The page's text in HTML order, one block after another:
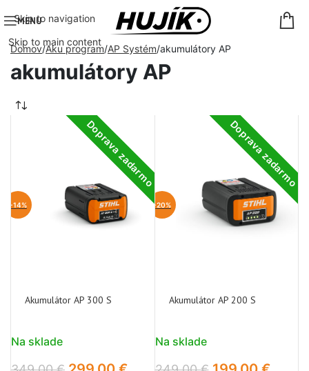
Skip to navigation
Skip to main content
MENU
Domov Aku program AP Systém akumulátory AP
akumulátory AP
Doprava zadarmo
-14%
Akumulátor AP 300 S
Na sklade
Doprava zadarmo
-20%
Akumulátor AP 200 S
Na sklade